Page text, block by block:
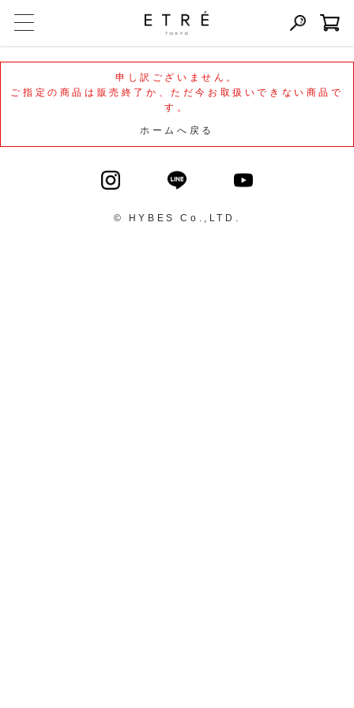
申し訳ございません。
ご指定の商品は販売終了か、ただ今お取扱いできない商品で
す。
ホームへ戻る
© HYBES Co.,LTD.